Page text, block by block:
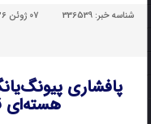
شناسه خبر:336539 07 ژوئن 2026 - 9:44
پافشاری
هسته‌ای